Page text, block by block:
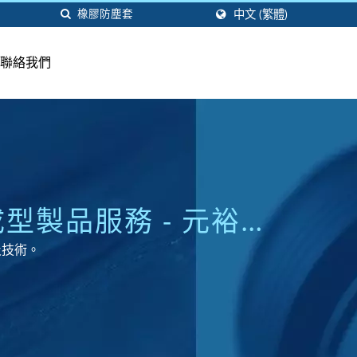
中文 (繁體)
聯絡我們
製品服務 - 元裕橡
術。